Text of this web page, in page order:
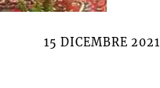
15 DICEMBRE 2021